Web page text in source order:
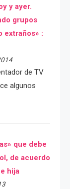
y ayer.
grupos
extraños» :
de TV
algunos
que debe
de acuerdo
hija